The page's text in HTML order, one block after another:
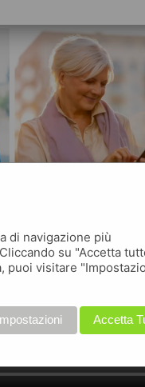
di navigazione più
su "Accetta
puoi visitare
Accetta